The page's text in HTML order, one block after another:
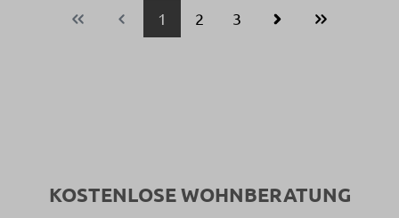
Seite
1 Seite
2 Seite
3
KOSTENLOSE WOHNBERATUNG